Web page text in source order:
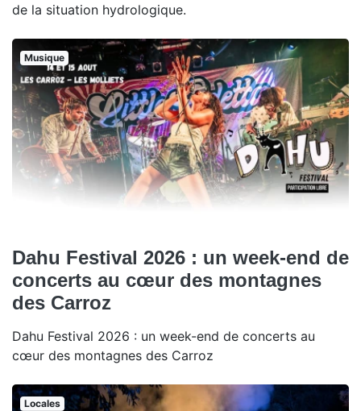
de la situation hydrologique.
Musique
Dahu Festival 2026 : un week-end de
concerts au cœur des montagnes
des Carroz
Dahu Festival 2026 : un week-end de concerts au
cœur des montagnes des Carroz
Locales